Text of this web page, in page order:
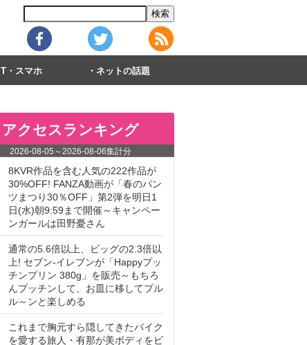
IT・スマホ ネットの話題
アクセスランキング
2026-08-05 ～2026-08-06集計分
8KVR作品を含む人気の222作品が
30%OFF! FANZA動画が「春のパン
ツまつり30％OFF」第2弾を明日1
日(水)朝9:59まで開催～キャンペー
ンガールは田野憂さん
通常の5.6倍以上、ビッグの2.3倍以
上! セブン‐イレブンが「Happyプッ
チンプリン 380g」を販売～もちろ
んプッチンして、お皿に移してプル
ル～ンと楽しめる
これまで胸元すら隠してきたバイク
を愛する旅人・有那が美ボディをビ